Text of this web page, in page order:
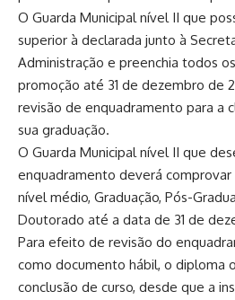
O Guarda Municipal nível II que
superior à declarada junto à
Administração e preenchia todos
promoção até 31 de dezembro de
revisão de enquadramento para a
sua graduação.
O Guarda Municipal nível II que
enquadramento deverá comprovar
nível médio, Graduação, Pós-
Doutorado até a data de 31 de
Para efeito de revisão do
como documento hábil, o diploma
conclusão de curso, desde que a